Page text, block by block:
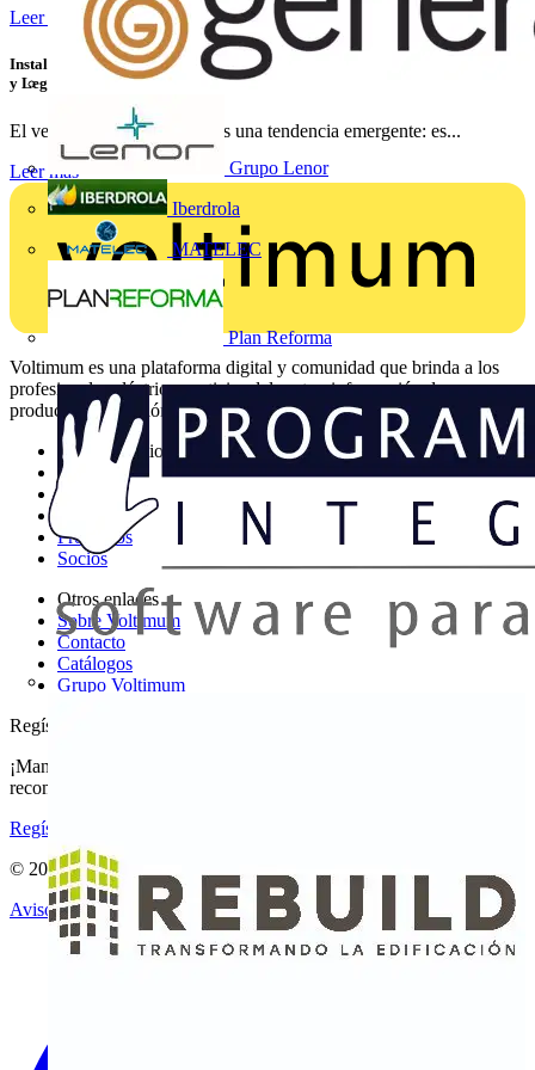
Grupo Lenor
Iberdrola
MATELEC
Plan Reforma
Leer más
Instalaciones de Recarga para Vehículo Eléctrico: Cómo Instalar, Verificar
y Legalizar con Éxito
El vehículo eléctrico ya no es una tendencia emergente: es...
Leer más
Voltimum es una plataforma digital y comunidad que brinda a los
profesionales eléctricos noticias del sector, información de
productos, formación y herramientas para el sector eléctrico.
Mapa del sitio
Inicio
Noticias
Academy
Productos
Socios
Otros enlaces
Sobre Voltimum
Contacto
Catálogos
Grupo Voltimum
Regístrate en Voltimum
¡Mantente al día con las últimas noticias del sector y gana
recompensas por tus compras eléctricas!
Regístrate aquí
© 2002-2026Voltimum
Aviso legal